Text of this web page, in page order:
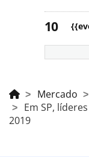
Mercado
Em SP,
2019